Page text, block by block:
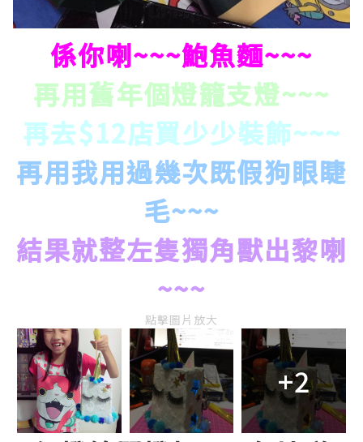
係你喇~~~鮑魚麵~~~
再用舊年個燈籠支燈~~~
再去$12店買少少裝飾~~~
再用我用過幾次既假狗眼睫
毛~~~
結果就整左隻獨角獸出黎喇
~~~
點擊圖片放大
+2